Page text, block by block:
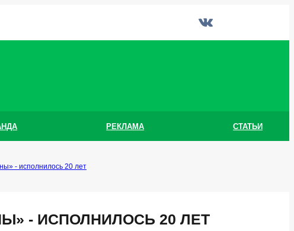
РЕКЛАМА СТАТЬИ
- исполнилось 20 лет
- ИСПОЛНИЛОСЬ 20 ЛЕТ